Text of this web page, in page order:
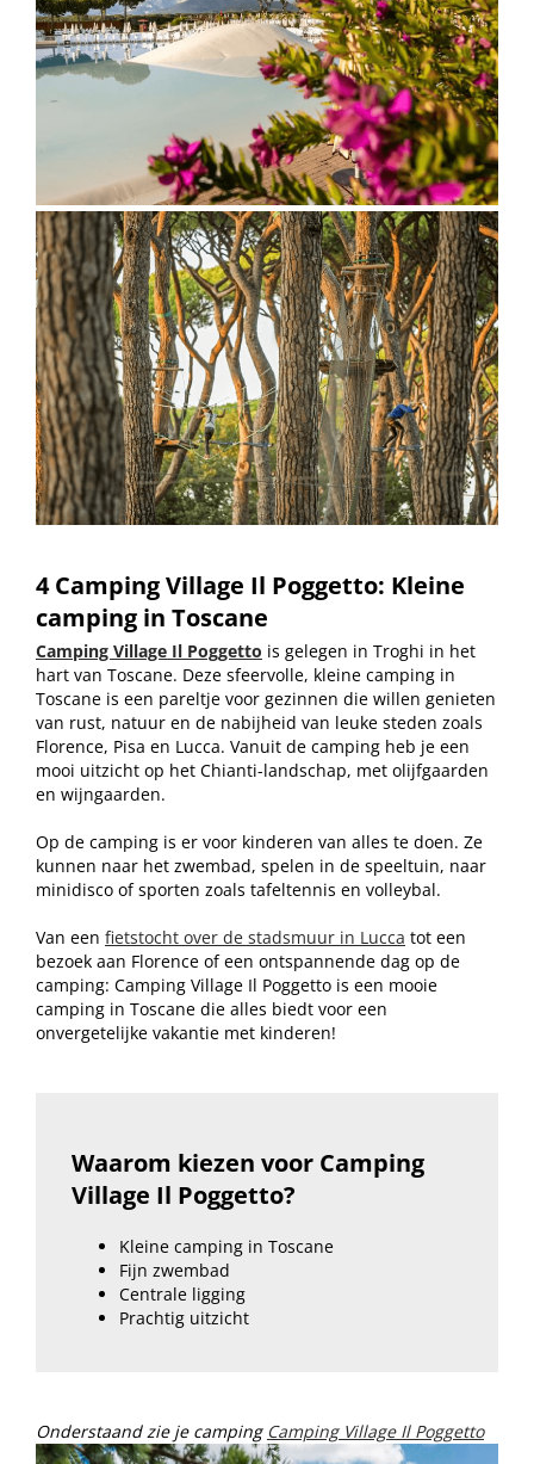
4 Camping Village Il Poggetto: Kleine
camping in Toscane
Camping Village Il Poggetto is gelegen in Troghi in het
hart van Toscane. Deze sfeervolle, kleine camping in
Toscane is een pareltje voor gezinnen die willen genieten
van rust, natuur en de nabijheid van leuke steden zoals
Florence, Pisa en Lucca. Vanuit de camping heb je een
mooi uitzicht op het Chianti-landschap, met olijfgaarden
en wijngaarden.
Op de camping is er voor kinderen van alles te doen. Ze
kunnen naar het zwembad, spelen in de speeltuin, naar
minidisco of sporten zoals tafeltennis en volleybal.
Van een fietstocht over de stadsmuur in Lucca tot een
bezoek aan Florence of een ontspannende dag op de
camping: Camping Village Il Poggetto is een mooie
camping in Toscane die alles biedt voor een
onvergetelijke vakantie met kinderen!
Waarom kiezen voor Camping
Village Il Poggetto?
Kleine camping in Toscane
Fijn zwembad
Centrale ligging
Prachtig uitzicht
Onderstaand zie je camping Camping Village Il Poggetto